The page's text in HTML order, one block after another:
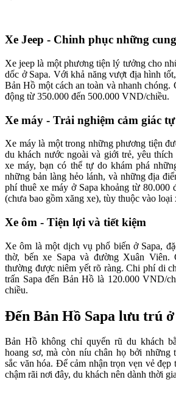
Xe Jeep - Chinh phục những
Xe jeep là một phương tiện lý tưởng cho
dốc ở Sapa. Với khả năng vượt địa hình
Bản Hồ một cách an toàn và nhanh chóng.
động từ 350.000 đến 500.000 VND/chiều.
Xe máy - Trải nghiệm cảm giác
Xe máy là một trong những phương tiện
du khách nước ngoài và giới trẻ, yêu
xe máy, bạn có thể tự do khám phá
những bản làng hẻo lánh, và những địa
phí thuê xe máy ở Sapa khoảng từ 80.000
(chưa bao gồm xăng xe), tùy thuộc vào loại
Xe ôm - Tiện lợi và tiết kiệm
Xe ôm là một dịch vụ phổ biến ở Sapa,
thờ, bến xe Sapa và đường Xuân
thường được niêm yết rõ ràng. Chi phí di
trấn Sapa đến Bản Hồ là 120.000 VND/
chiều.
Đến Bản Hồ Sapa lưu trú ở
Bản Hồ không chỉ quyến rũ du khách
hoang sơ, mà còn níu chân họ bởi những
sắc văn hóa. Để cảm nhận trọn vẹn vẻ đẹp
chậm rãi nơi đây, du khách nên dành thời